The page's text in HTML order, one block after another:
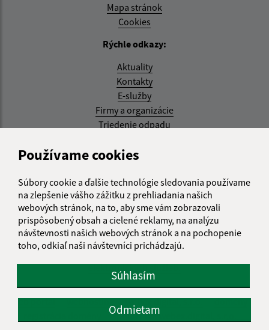
Používame cookies
Súbory cookie a ďalšie technológie sledovania používame
na zlepšenie vášho zážitku z prehliadania našich
webových stránok, na to, aby sme vám zobrazovali
prispôsobený obsah a cielené reklamy, na analýzu
návštevnosti našich webových stránok a na pochopenie
toho, odkiaľ naši návštevníci prichádzajú.
Súhlasím
Odmietam
Mapa stránok
Cookies
Rýchle odkazy:
Aktuality
Kontakty
E-služby
Firmy a organizácie
Triedenie odpadu
Aktualizované:
RSS
Správca obsahu:
Správca obsahu je Obec Kysak.
Vytvorené v súlade sJednotným dizajn manuálom
elektronických služieb.
web portál webhosting webex.digital, s.r.o.
domény
spoločnosť webex.digital, s.r.o.